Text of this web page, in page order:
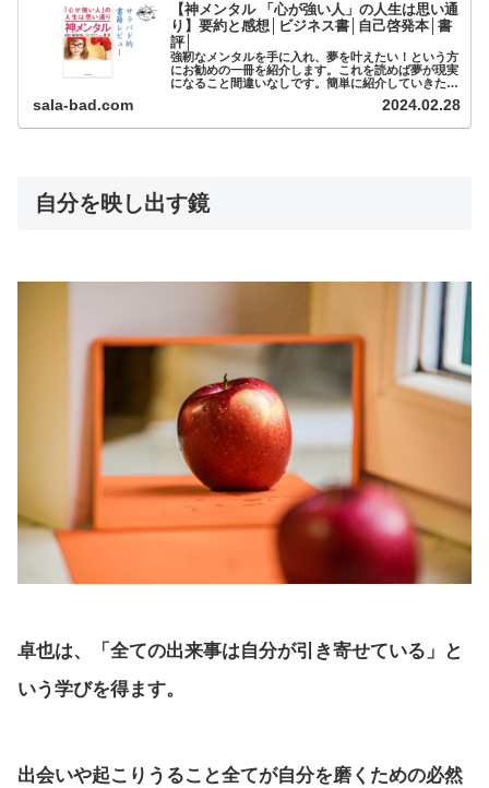
【神メンタル 「心が強い人」の人生は思い通
り】要約と感想│ビジネス書│自己啓発本│書
評│
強靭なメンタルを手に入れ、夢を叶えたい！という方
にお勧めの一冊を紹介します。これを読めば夢が現実
になること間違いなしです。簡単に紹介していきたい
sala-bad.com 2024.02.28
自分を映し出す鏡
卓也は、「全ての出来事は自分が引き寄せている」と
いう学びを得ます。
出会いや起こりうること全てが自分を磨くための必然